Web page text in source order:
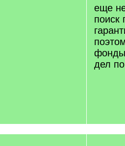
q
]
еще
поиск
фонды
дел